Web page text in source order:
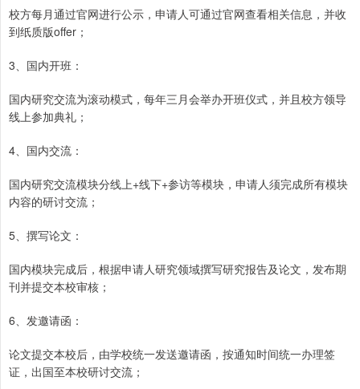
校方每月通过官网进行公示，申请人可通过官网查看相关信息，并收
到纸质版offer；
3、国内开班：
国内研究交流为滚动模式，每年三月会举办开班仪式，并且校方领导
线上参加典礼；
4、国内交流：
国内研究交流模块分线上+线下+参访等模块，申请人须完成所有模块
内容的研讨交流；
5、撰写论文：
国内模块完成后，根据申请人研究领域撰写研究报告及论文，发布期
刊并提交本校审核；
6、发邀请函：
论文提交本校后，由学校统一发送邀请函，按通知时间统一办理签
证，出国至本校研讨交流；